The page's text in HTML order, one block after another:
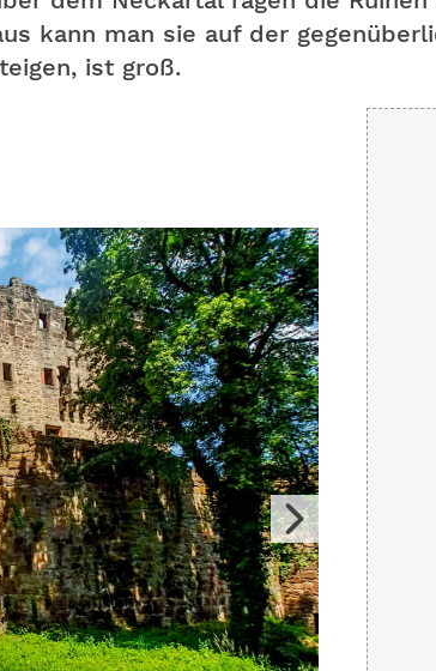
kann man sie auf der
ist groß.